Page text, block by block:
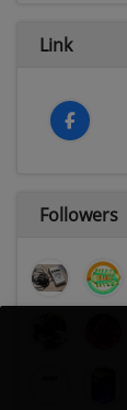
Link
Followers